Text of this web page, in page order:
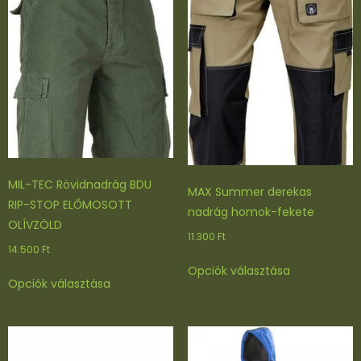
v
d
g
z
ü
r
k
-
k
MIL-TEC Rövidnadrág BDU
RIP-STOP ELŐMOSOTT
OLÍVZÖLD
14.500 Ft
Opciók választása
több
MAX Summer derekas
nadrág homok-fekete
11.300 Ft
Opciók választásaa
variációja